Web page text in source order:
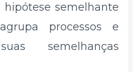
hipótese semelhante
processos e
semelhanças